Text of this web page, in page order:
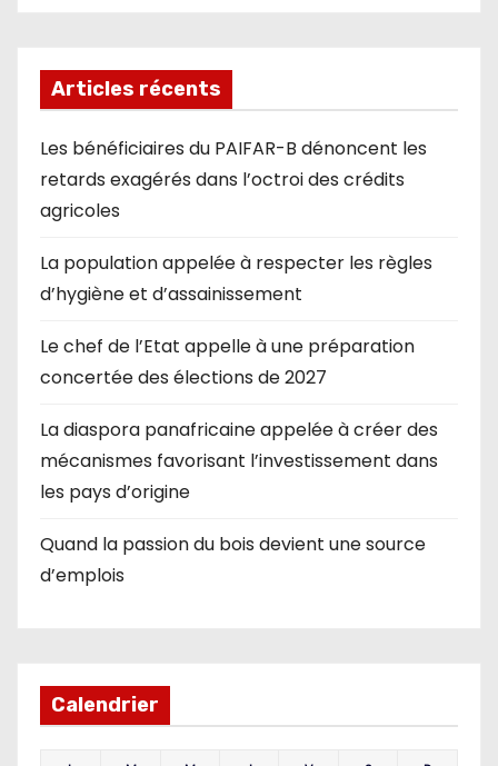
Articles récents
Les bénéficiaires du PAIFAR-B dénoncent les
retards exagérés dans l’octroi des crédits
agricoles
La population appelée à respecter les règles
d’hygiène et d’assainissement
Le chef de l’Etat appelle à une préparation
concertée des élections de 2027
La diaspora panafricaine appelée à créer des
mécanismes favorisant l’investissement dans
les pays d’origine
Quand la passion du bois devient une source
d’emplois
Calendrier